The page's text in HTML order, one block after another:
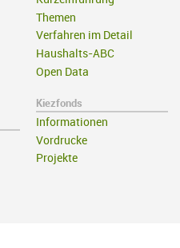
Themen
Verfahren im Detail
Haushalts-ABC
Open Data
Kiezfonds
Informationen
Vordrucke
Projekte